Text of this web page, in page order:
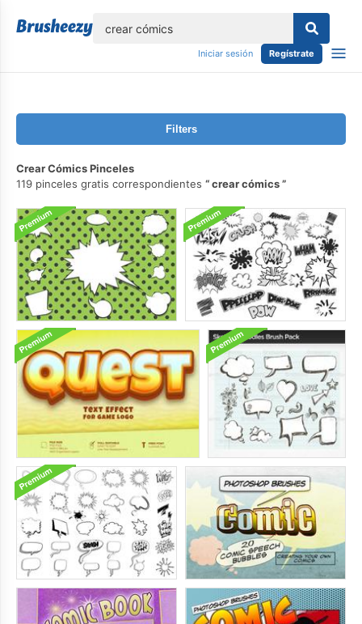
Iniciar sesión Regístrate
Filters
Crear Cómics Pinceles
119 pinceles gratis correspondientes
crear cómics